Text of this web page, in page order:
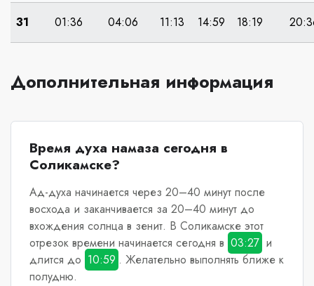
31 01:36 04:06 11:13 14:59 18:19
Дополнительная информация
Время духа намаза сегодня в
Соликамске?
Ад-духа начинается через 20–40 минут после
восхода и заканчивается за 20–40 минут до
вхождения солнца в зенит. В Соликамскеэтот
отрезок времени начинается сегодня в 03:27 и
длится до 10:59 . Желательно выполнять ближе к
полудню.